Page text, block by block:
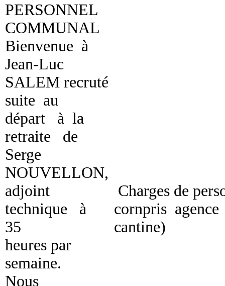
PERSONNEL
COMMUNAL
Bienvenue à
Jean-Luc
SALEM recruté
suite au
départ à la
retraite de
Serge
NOUVELLON,
adjoint
technique à
35
heures par
semaine.
Nous
Charges de
cornpris
cantine)